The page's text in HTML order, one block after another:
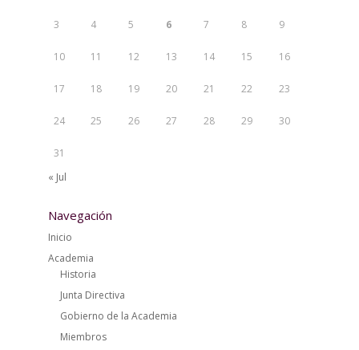
3 4 5 6 7 8 9
10 11 12 13 14 15 16
17 18 19 20 21 22 23
24 25 26 27 28 29 30
31
« Jul
Navegación
Inicio
Academia
Historia
Junta Directiva
Gobierno de la Academia
Miembros